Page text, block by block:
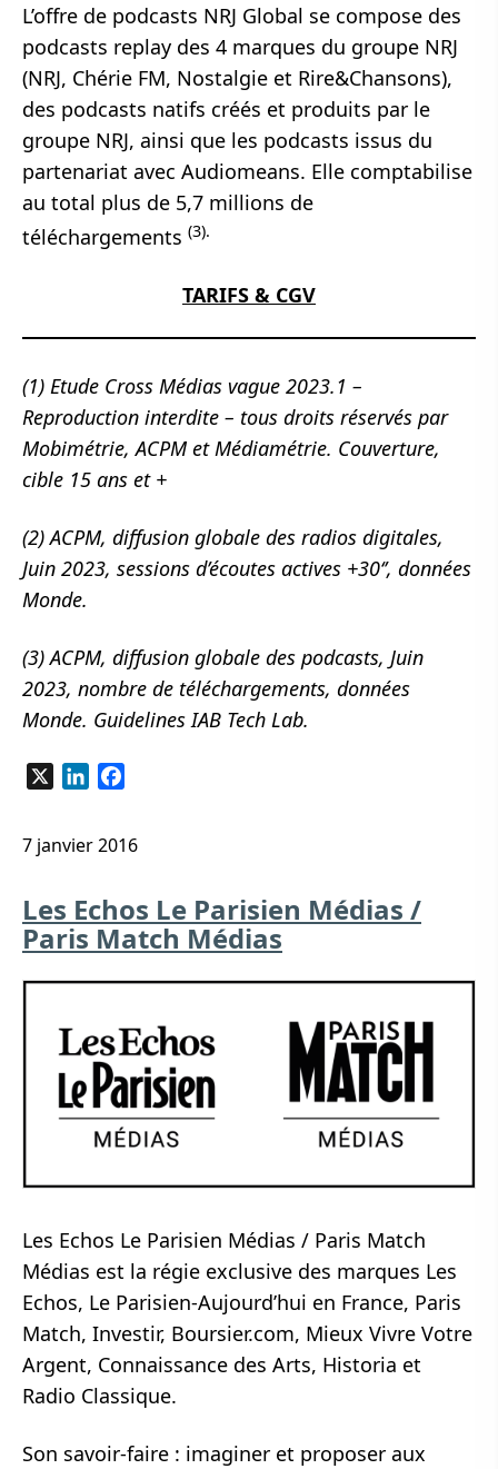
L’offre de podcasts NRJ Global se compose des
podcasts replay des 4 marques du groupe NRJ
(NRJ, Chérie FM, Nostalgie et Rire&Chansons),
des podcasts natifs créés et produits par le
groupe NRJ, ainsi que les podcasts issus du
partenariat avec Audiomeans. Elle comptabilise
au total plus de 5,7 millions de
téléchargements (3).
TARIFS & CGV
(1) Etude Cross Médias vague 2023.1 –
Reproduction interdite – tous droits réservés par
Mobimétrie, ACPM et Médiamétrie. Couverture,
cible 15 ans et +
(2) ACPM, diffusion globale des radios digitales,
Juin 2023, sessions d’écoutes actives +30‘’, données
Monde.
(3) ACPM, diffusion globale des podcasts, Juin
2023, nombre de téléchargements, données
Monde. Guidelines IAB Tech Lab.
LinkedIn
7 janvier 2016
Les Echos Le Parisien Médias /
Paris Match Médias
Les Echos Le Parisien Médias / Paris Match
Médias est la régie exclusive des marques Les
Echos, Le Parisien-Aujourd’hui en France, Paris
Match, Investir, Boursier.com, Mieux Vivre Votre
Argent, Connaissance des Arts, Historia et
Radio Classique.
Son savoir-faire : imaginer et proposer aux